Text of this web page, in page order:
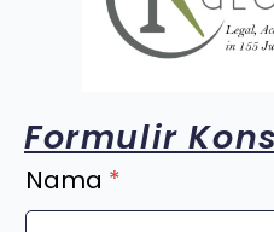
Formulir
Nama *